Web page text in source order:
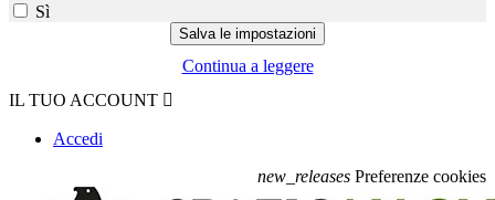
Sì
Continua a leggere
IL TUO ACCOUNT 
Accedi
new_releases Preferenze cookies